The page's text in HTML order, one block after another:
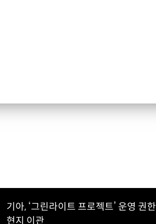
기아, ‘그린라이트 프로젝트’ 운영 권한
현지 이관